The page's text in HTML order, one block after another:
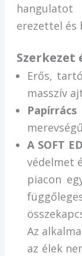
erezettel és
Szerkezet
Erős,
masszív
A SOFT
védelmet
piacon
Az
az élek